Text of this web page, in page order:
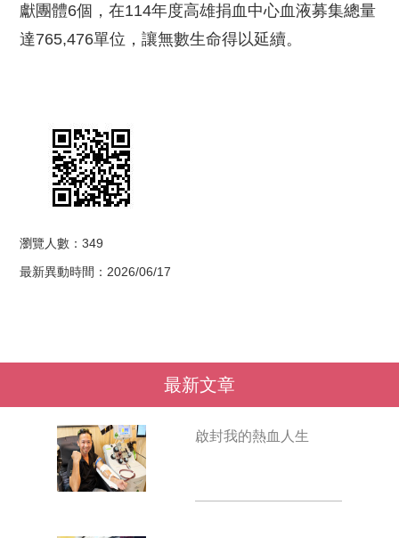
獻團體6個，在114年度高雄捐血中心血液募集總量
達765,476單位，讓無數生命得以延續。
瀏覽人數：349
最新異動時間：2026/06/17
最新文章
啟封我的熱血人生